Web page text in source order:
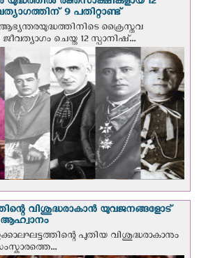
9 പതിറ്റാണ്ട്
ക്രൈസ്തവ
ചെയ്ത 12 സ്പാനിഷ്...
വിശുദ്ധരാകാന്‍ യുവജനങ്ങളോട്
ആഹ്വാനം
പുതിയ വിശുദ്ധരാകാനും